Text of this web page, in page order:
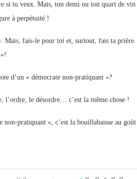
si tu veux. Mais, ton demi ou ton quart de
à perpétuité !
Mais, fais-le pour toi et, surtout, fais ta
d’un « démocrate non-pratiquant »?
le désordre… c’est la même chose !
non-pratiquant », c’est la bouillabaisse au